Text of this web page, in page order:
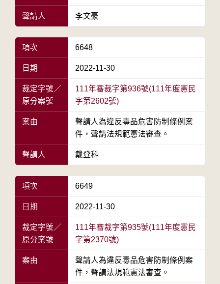
聲請人 李文豪
項次 6648
日期 2022-11-30
裁定字號／
原分案號
111年審裁字第936號(111年度憲民
字第2602號)
案由
聲請人為違反毒品危害防制條例案
件，聲請法規範憲法審查。
聲請人 戴登科
項次 6649
日期 2022-11-30
裁定字號／
原分案號
111年審裁字第935號(111年度憲民
字第2370號)
案由
聲請人為違反毒品危害防制條例案
件，聲請法規範憲法審查。